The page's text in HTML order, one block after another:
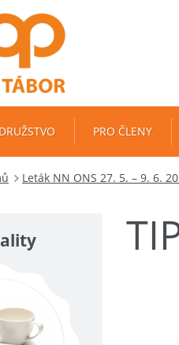
DRUŽSTVO PRO ČLENY
Leták NN ONS 27. 5. – 9. 6.